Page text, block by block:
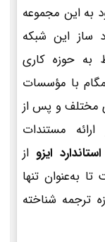
به این مجموعه
ساز این شبکه
به حوزه کاری
با مؤسسات
مختلف و پس از
مستندات
ایزو از
به‌عنوان تنها
ترجمه شناخته